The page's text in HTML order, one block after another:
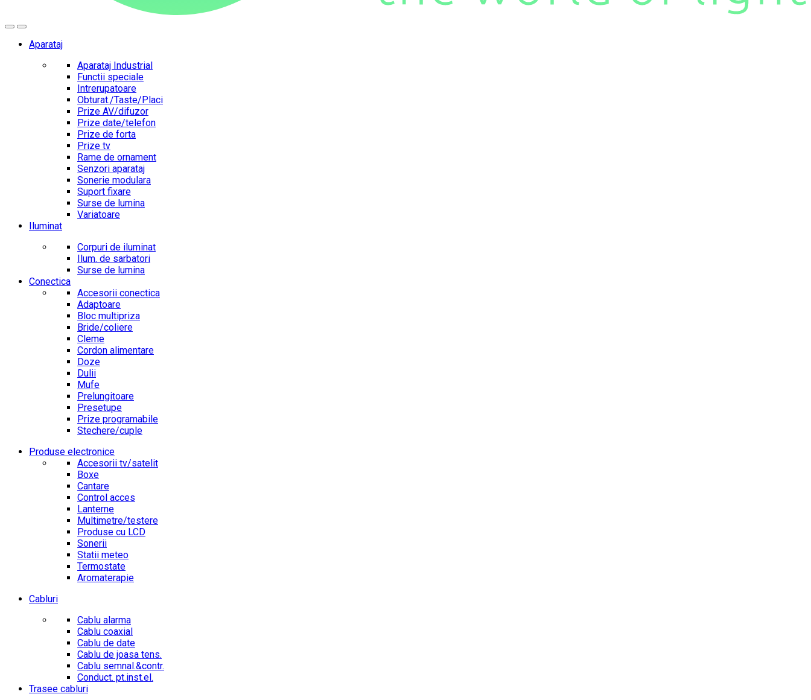
Aparataj
Aparataj Industrial
Functii speciale
Intrerupatoare
Obturat./Taste/Placi
Prize AV/difuzor
Prize date/telefon
Prize de forta
Prize tv
Rame de ornament
Senzori aparataj
Sonerie modulara
Suport fixare
Surse de lumina
Variatoare
Iluminat
Corpuri de iluminat
Ilum. de sarbatori
Surse de lumina
Conectica
Accesorii conectica
Adaptoare
Bloc multipriza
Bride/coliere
Cleme
Cordon alimentare
Doze
Dulii
Mufe
Prelungitoare
Presetupe
Prize programabile
Stechere/cuple
Produse electronice
Accesorii tv/satelit
Boxe
Cantare
Control acces
Lanterne
Multimetre/testere
Produse cu LCD
Sonerii
Statii meteo
Termostate
Aromaterapie
Cabluri
Cablu alarma
Cablu coaxial
Cablu de date
Cablu de joasa tens.
Cablu semnal.&contr.
Conduct. pt.inst.el.
Trasee cabluri